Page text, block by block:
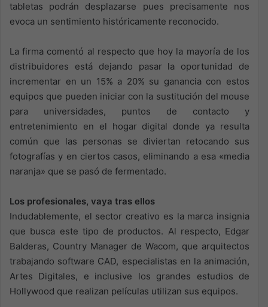
tabletas podrán desplazarse pues precisamente nos
evoca un sentimiento históricamente reconocido.
La firma comentó al respecto que hoy la mayoría de los
distribuidores está dejando pasar la oportunidad de
incrementar en un 15% a 20% su ganancia con estos
equipos que pueden iniciar con la sustitución del mouse
para universidades, puntos de contacto y
entretenimiento en el hogar digital donde ya resulta
común que las personas se diviertan retocando sus
fotografías y en ciertos casos, eliminando a esa «media
naranja» que se pasó de fermentado.
Los profesionales, vaya tras ellos
Indudablemente, el sector creativo es la marca insignia
que busca este tipo de productos. Al respecto, Edgar
Balderas, Country Manager de Wacom, que arquitectos
trabajando software CAD, especialistas en la animación,
Artes Digitales, e inclusive los grandes estudios de
Hollywood que realizan películas utilizan sus equipos.